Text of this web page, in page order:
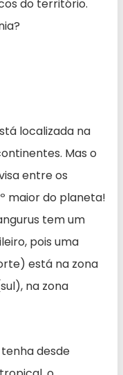
do território.
localizada na
Mas o
entre os
maior do planeta!
tem um
pois uma
está na zona
na zona
desde